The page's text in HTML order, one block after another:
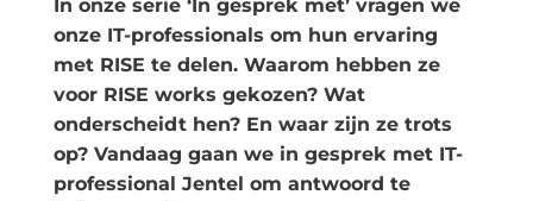
In onze serie ‘In gesprek met’ vragen we
onze IT-professionals om hun ervaring
met RISE te delen. Waarom hebben ze
voor RISE works gekozen? Wat
onderscheidt hen? En waar zijn ze trots
op? Vandaag gaan we in gesprek met IT-
professional Jentel om antwoord te